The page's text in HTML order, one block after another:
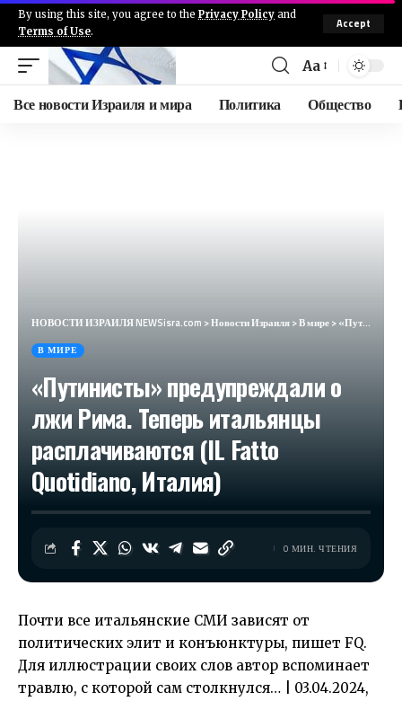
By using this site, you agree to the Privacy Policy and
Terms of Use.
Accept
Aa
Все новости Израиля и мира Политика Общество
НОВОСТИ ИЗРАИЛЯ NEWSisra.com >Новости Израиля>В мире>«Путинисты» предупреждали о лжи Рима. Теперь итальянцы расплачиваются (IL Fatto Quotidiano, Италия)
В МИРЕ
«Путинисты» предупреждали о
лжи Рима. Теперь итальянцы
расплачиваются (IL Fatto
Quotidiano, Италия)
0 МИН. ЧТЕНИЯ
Почти все итальянские СМИ зависят от
политических элит и конъюнктуры, пишет FQ.
Для иллюстрации своих слов автор вспоминает
травлю, с которой сам столкнулся… | 03.04.2024,